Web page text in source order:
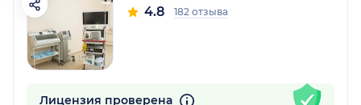
4.8 182 отзыва
Лицензия проверена